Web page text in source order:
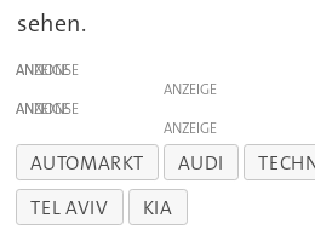
sehen.
ANZEIGE
ANZEIGE
ANZEIGE
ANZEIGE
AUTOMARKT AUDI
TEL AVIV
KIA